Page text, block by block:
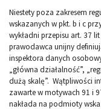
Niestety poza zakresem
wskazanych w pkt. b i c
wykładni przepisu art. 37
prawodawca unijny
inspektora danych
„główna działalność”,
dużą skalę”. Wątpliwości
zawarte w motywach 91 i
nakłada na podmioty